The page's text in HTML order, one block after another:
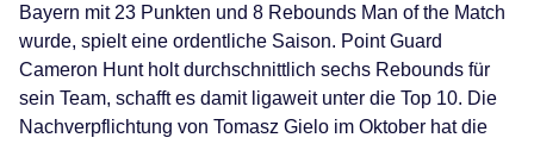
Bayern mit 23 Punkten und 8 Rebounds Man of the Match
wurde, spielt eine ordentliche Saison. Point Guard
Cameron Hunt holt durchschnittlich sechs Rebounds für
sein Team, schafft es damit ligaweit unter die Top 10. Die
Nachverpflichtung von Tomasz Gielo im Oktober hat die